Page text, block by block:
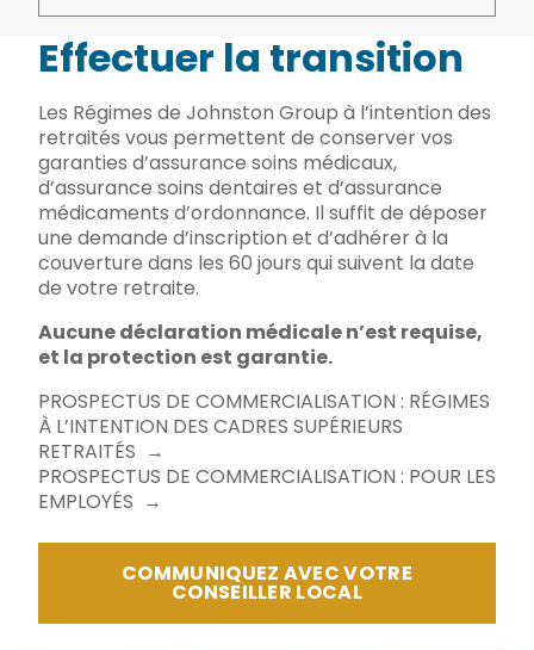
Effectuer la transition
Les Régimes de Johnston Group à l’intention des
retraités vous permettent de conserver vos
garanties d’assurance soins médicaux,
d’assurance soins dentaires et d’assurance
médicaments d’ordonnance. Il suffit de déposer
une demande d’inscription et d’adhérer à la
couverture dans les 60 jours qui suivent la date
de votre retraite.
Aucune déclaration médicale n’est requise,
et la protection est garantie.
PROSPECTUS DE COMMERCIALISATION : RÉGIMES
À L’INTENTION DES CADRES SUPÉRIEURS
RETRAITÉS
PROSPECTUS DE COMMERCIALISATION : POUR LES
EMPLOYÉS
COMMUNIQUEZ AVEC VOTRE
CONSEILLER LOCAL